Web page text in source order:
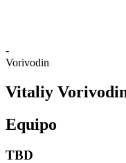
-
Vorivodin
Vitaliy
Equipo
TBD